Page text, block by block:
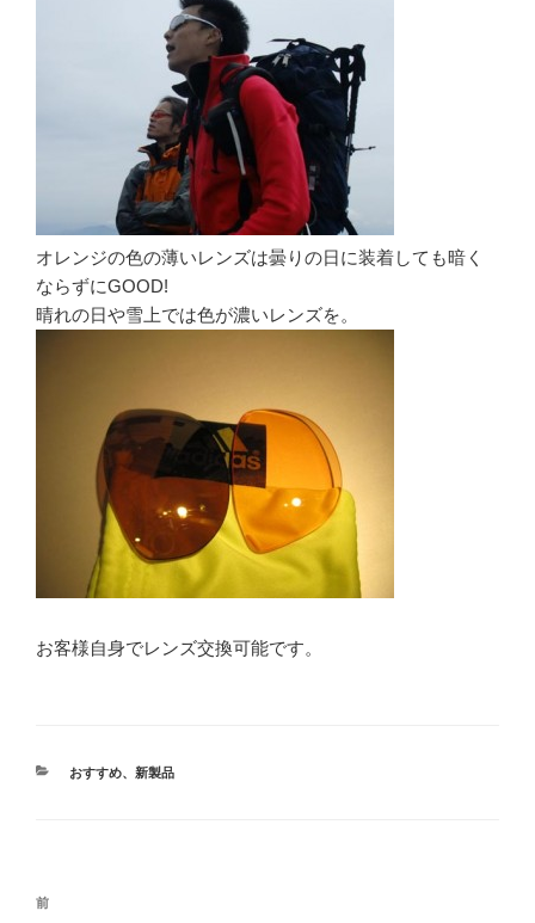
オレンジの色の薄いレンズは曇りの日に装着しても暗く
ならずにGOOD!
晴れの日や雪上では色が濃いレンズを。
お客様自身でレンズ交換可能です。
カ
おすすめ、 新製品
投
前
前